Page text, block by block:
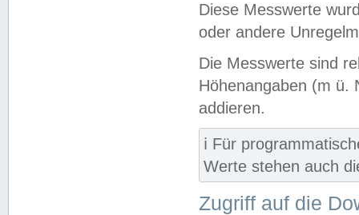
Diese Messwerte
oder andere
Die Messwerte sind
Höhenangaben (m ü.
addieren.
ℹ️ Für
Werte stehen auch
Zugriff auf die